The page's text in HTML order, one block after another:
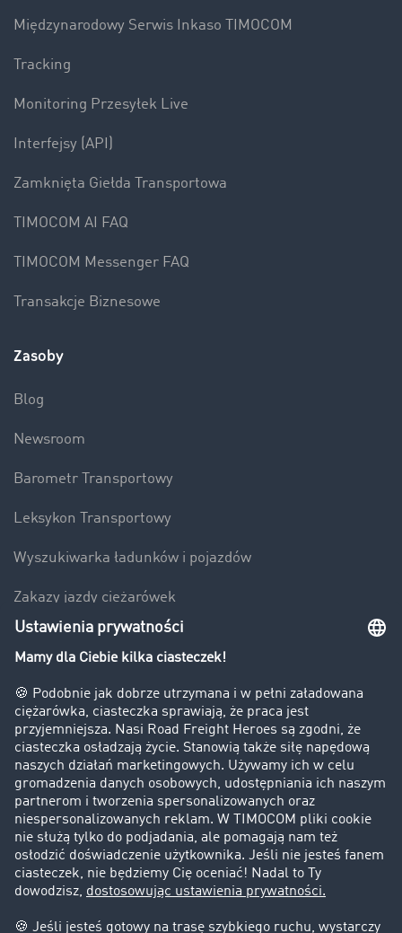
Międzynarodowy Serwis Inkaso TIMOCOM
Tracking
Monitoring Przesyłek Live
Interfejsy (API)
Zamknięta Giełda Transportowa
TIMOCOM AI FAQ
TIMOCOM Messenger FAQ
Transakcje Biznesowe
Zasoby
Blog
Newsroom
Barometr Transportowy
Leksykon Transportowy
Wyszukiwarka ładunków i pojazdów
Zakazy jazdy ciężarówek
Bezpieczeństwo
Firma
Historie sukcesu
Klienci pozyskują nowych klientów
Informacje prawne
Impressum
OWU